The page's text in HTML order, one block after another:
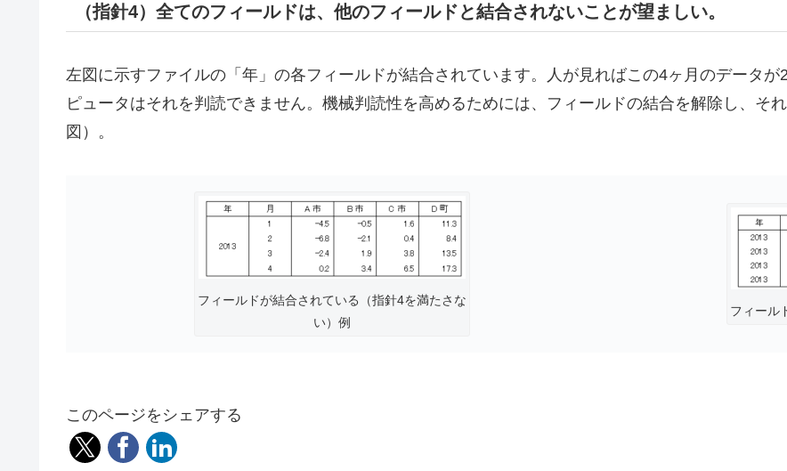
（指針4）全てのフィールドは、他のフィールドと結合されないことが望ましい。
左図に示すファイルの「年」の各フィールドが結合されています。人が見ればこの4ヶ月のデータ
ピュータはそれを判読できません。機械判読性を高めるためには、フィールドの結合を解除し、そ
図）。
フィールドが結合されている（指針4を満たさな
い）例
フィール
このページをシェアする